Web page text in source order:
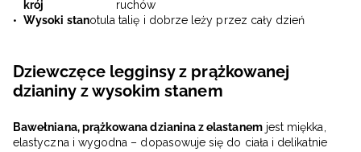
krój
ruchów
Wysoki stanotula talię i dobrze leży przez cały dzień
Dziewczęce legginsy z prążkowanej
dzianiny z wysokim stanem
Bawełniana, prążkowana dzianina z elastanemjest miękka,
elastyczna i wygodna – dopasowuje się do ciała i delikatnie